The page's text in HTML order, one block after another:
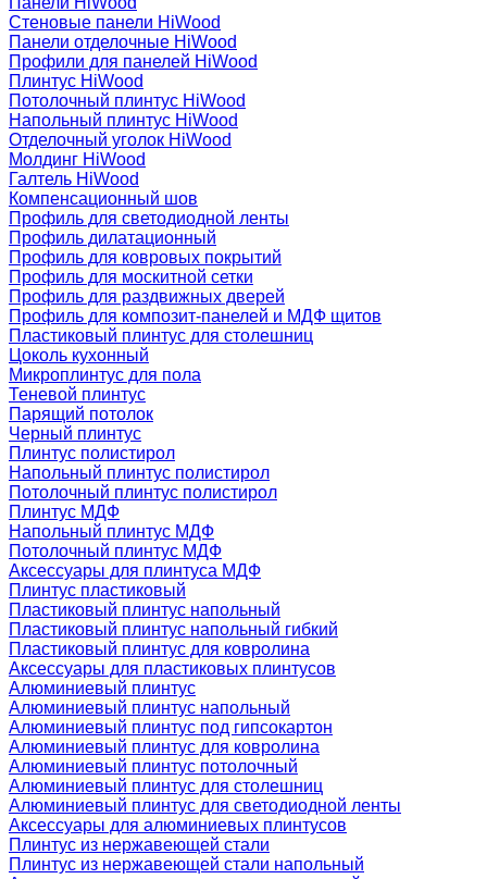
Стеновые панели HiWood
Панели отделочные HiWood
Профили для панелей HiWood
Плинтус HiWood
Потолочный плинтус HiWood
Напольный плинтус HiWood
Отделочный уголок HiWood
Молдинг HiWood
Галтель HiWood
Компенсационный шов
Профиль для светодиодной ленты
Профиль дилатационный
Профиль для ковровых покрытий
Профиль для москитной сетки
Профиль для раздвижных дверей
Профиль для композит-панелей и МДФ щитов
Пластиковый плинтус для столешниц
Цоколь кухонный
Микроплинтус для пола
Теневой плинтус
Парящий потолок
Черный плинтус
Плинтус полистирол
Напольный плинтус полистирол
Потолочный плинтус полистирол
Плинтус МДФ
Напольный плинтус МДФ
Потолочный плинтус МДФ
Аксессуары для плинтуса МДФ
Плинтус пластиковый
Пластиковый плинтус напольный
Пластиковый плинтус напольный гибкий
Пластиковый плинтус для ковролина
Аксессуары для пластиковых плинтусов
Алюминиевый плинтус
Алюминиевый плинтус напольный
Алюминиевый плинтус под гипсокартон
Алюминиевый плинтус для ковролина
Алюминиевый плинтус потолочный
Алюминиевый плинтус для столешниц
Алюминиевый плинтус для светодиодной ленты
Аксессуары для алюминиевых плинтусов
Плинтус из нержавеющей стали
Плинтус из нержавеющей стали напольный